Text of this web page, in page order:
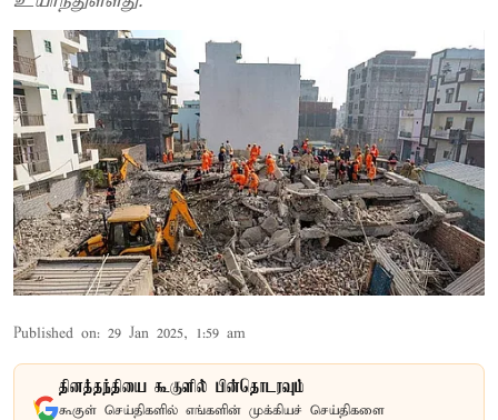
Published on: 29 Jan 2025, 1:59 am
தினத்தந்தியை கூகுளில் பின்தொடரவும்
கூகுள் செய்திகளில் எங்களின் முக்கியச் செய்திகளை